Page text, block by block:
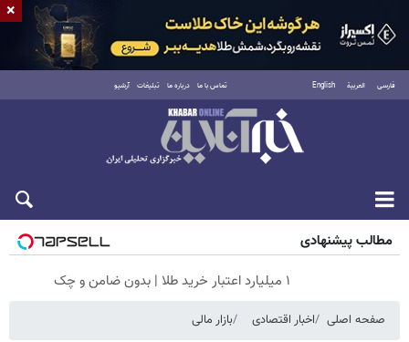
فارسی العربية English تماس با ما درباره ما تبلیغات آرشیو
پنجشنبه ۱۵ مرداد ۱۴۰۵
مطالب پیشنهادی
۱ میلیارد اعتبار خرید طلا | بدون ضامن و چک
صفحه اصلی اخبار اقتصادی بازار مالی
×